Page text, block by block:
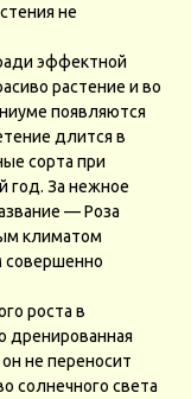
не
эффектной
растение и во
появляются
длится в
сорта при
год. За нежное
— Роза
климатом
совершенно
роста в
дренированная
не переносит
солнечного света